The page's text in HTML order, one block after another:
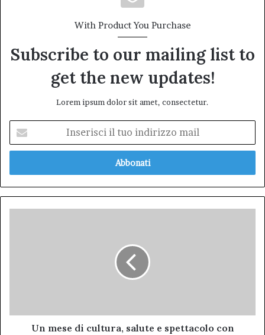
With Product You Purchase
Subscribe to our mailing list to
get the new updates!
Lorem ipsum dolor sit amet, consectetur.
tuo
mail
l’Università
Un mese di cultura, salute e spettacolo con